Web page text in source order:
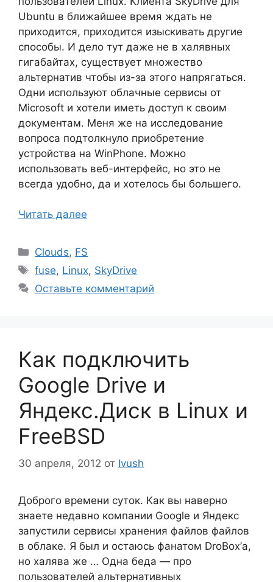
Ubuntu в ближайшее время ждать не
приходится, приходится изыскивать другие
способы. И дело тут даже не в халявных
гигабайтах, существует множество
альтернатив чтобы из-за этого напрягаться.
Одни используют облачные сервисы от
Microsoft и хотели иметь доступ к своим
документам. Меня же на исследование
вопроса подтолкнуло приобретение
устройства на WinPhone. Можно
использовать веб-интерфейс, но это не
всегда удобно, да и хотелось бы большего.
Читать далее
Рубрики
Clouds, FS
Метки
fuse, Linux, SkyDrive
Оставьте комментарий
Как подключить
Google Drive и
Яндекс.Диск в Linux и
FreeBSD
30 апреля, 2012 от Ivush
Доброго времени суток. Как вы наверно
знаете недавно компании Google и Яндекс
запустили сервисы хранения файлов файлов
в облаке. Я был и остаюсь фанатом DroBox’а,
но халява же … Одна беда — про
пользователей альтернативных